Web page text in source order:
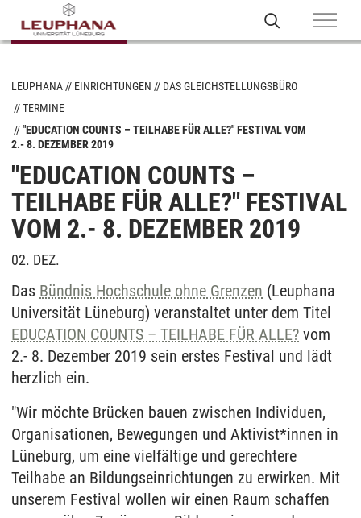
LEUPHANA EINRICHTUNGEN
DAS GLEICHSTELLUNGSBÜRO
TERMINE
"EDUCATION COUNTS – TEILHABE FÜR ALLE?" FESTIVAL VOM
2.- 8. DEZEMBER 2019
"EDUCATION COUNTS –
TEILHABE FÜR ALLE?" FESTIVAL
VOM 2.- 8. DEZEMBER 2019
02. DEZ.
Das Bündnis Hochschule ohne Grenzen (Leuphana
Universität Lüneburg) veranstaltet unter dem Titel
EDUCATION COUNTS – TEILHABE FÜR ALLE? vom
2.- 8. Dezember 2019 sein erstes Festival und lädt
herzlich ein.
"Wir möchte Brücken bauen zwischen Individuen,
Organisationen, Bewegungen und Aktivist*innen in
Lüneburg, um eine vielfältige und gerechtere
Teilhabe an Bildungseinrichtungen zu erwirken. Mit
unserem Festival wollen wir einen Raum schaffen